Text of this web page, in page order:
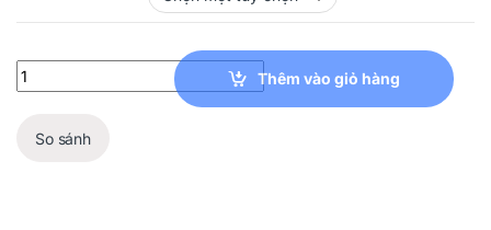
Chảo Chống Dính Fissler Adamant 24cm/28cm quantity
Thêm vào giỏ hàng
So sánh